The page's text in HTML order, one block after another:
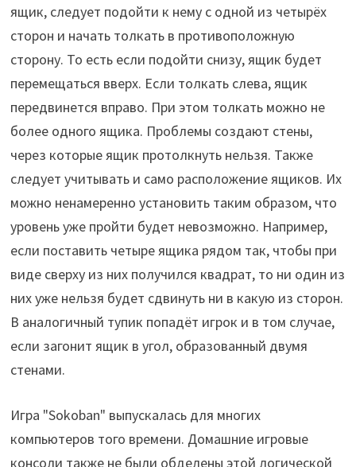
ящик, следует подойти к нему с одной из четырёх
сторон и начать толкать в противоположную
сторону. То есть если подойти снизу, ящик будет
перемещаться вверх. Если толкать слева, ящик
передвинется вправо. При этом толкать можно не
более одного ящика. Проблемы создают стены,
через которые ящик протолкнуть нельзя. Также
следует учитывать и само расположение ящиков. Их
можно ненамеренно установить таким образом, что
уровень уже пройти будет невозможно. Например,
если поставить четыре ящика рядом так, чтобы при
виде сверху из них получился квадрат, то ни один из
них уже нельзя будет сдвинуть ни в какую из сторон.
В аналогичный тупик попадёт игрок и в том случае,
если загонит ящик в угол, образованный двумя
стенами.
Игра "Sokoban" выпускалась для многих
компьютеров того времени. Домашние игровые
консоли также не были обделены этой логической